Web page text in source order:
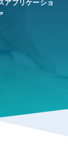
アプリケーショ